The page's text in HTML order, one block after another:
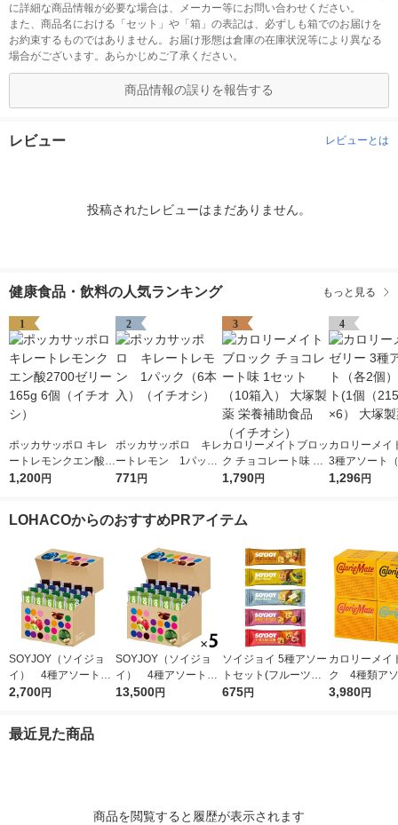
に詳細な商品情報が必要な場合は、メーカー等にお問い合わせください。
また、商品名における「セット」や「箱」の表記は、必ずしも箱でのお届けを
お約束するものではありません。お届け形態は倉庫の在庫状況等により異なる
場合がございます。あらかじめご了承ください。
商品情報の誤りを報告する
レビュー レビューとは
投稿されたレビューはまだありません。
健康食品・飲料の人気ランキング もっと見る
1
ポッカサッポロ キレ
ートレモンクエン酸2
700ゼリー165g 6個
1,200円
2
ポッカサッポロ キレ
ートレモン 1パック
（6本入）（イチオ
771円
3
カロリーメイトブロッ
ク チョコレート味 1
セット（10箱入） 大
1,790円
4
カロリーメイ
3種アソート
個） 1セット
1,296円
LOHACOからのおすすめPRアイテム
SOYJOY（ソイジョ
イ） 4種アソートセ
ット 1箱（20本入）
2,700円
SOYJOY（ソイジョ
イ） 4種アソート
1セット（1箱（20本
13,500円
ソイジョイ 5種アソー
トセット(フルーツ＆
ベイクドチーズ・バナ
675円
カロリーメイ
ク 4種類ア
（チーズ・チ
3,980円
最近見た商品
商品を閲覧すると履歴が表示されます